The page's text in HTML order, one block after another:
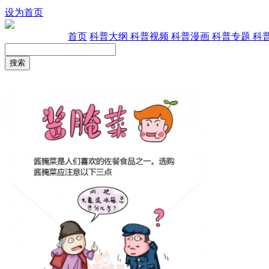
设为首页
首页科普大纲 科普视频 科普漫画科普专题 科